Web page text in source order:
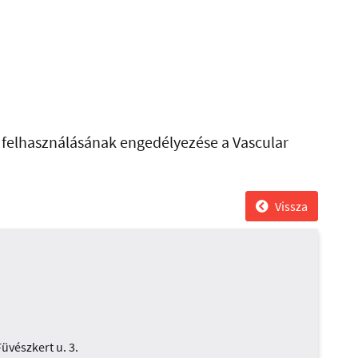
engedélyezése a Vascular
Vissza
u. 3.